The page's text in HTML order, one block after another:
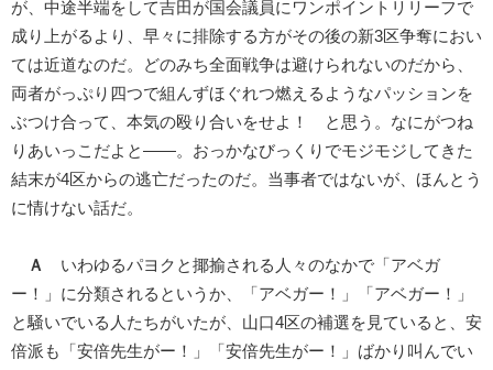
が、中途半端をして吉田が国会議員にワンポイントリリーフで
成り上がるより、早々に排除する方がその後の新3区争奪におい
ては近道なのだ。どのみち全面戦争は避けられないのだから、
両者がっぷり四つで組んずほぐれつ燃えるようなパッションを
ぶつけ合って、本気の殴り合いをせよ！ と思う。なにがつね
りあいっこだよと――。おっかなびっくりでモジモジしてきた
結末が4区からの逃亡だったのだ。当事者ではないが、ほんとう
に情けない話だ。
Ａ
いわゆるパヨクと揶揄される人々のなかで「アベガ
ー！」に分類されるというか、「アベガー！」「アベガー！」
と騒いでいる人たちがいたが、山口4区の補選を見ていると、安
倍派も「安倍先生がー！」「安倍先生がー！」ばかり叫んでい